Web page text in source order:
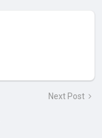
Next Post